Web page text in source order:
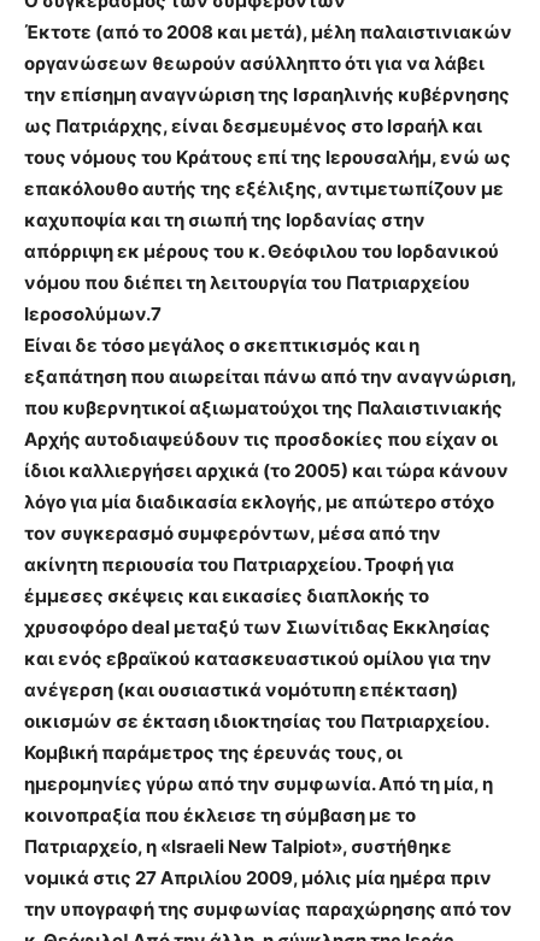
Έκτοτε (από το 2008 και μετά), μέλη παλαιστινιακών
οργανώσεων θεωρούν ασύλληπτο ότι για να λάβει
την επίσημη αναγνώριση της Ισραηλινής κυβέρνησης
ως Πατριάρχης, είναι δεσμευμένος στο Ισραήλ και
τους νόμους του Κράτους επί της Ιερουσαλήμ, ενώ ως
επακόλουθο αυτής της εξέλιξης, αντιμετωπίζουν με
καχυποψία και τη σιωπή της Ιορδανίας στην
απόρριψη εκ μέρους του κ. Θεόφιλου του Ιορδανικού
νόμου που διέπει τη λειτουργία του Πατριαρχείου
Ιεροσολύμων.7
Είναι δε τόσο μεγάλος ο σκεπτικισμός και η
εξαπάτηση που αιωρείται πάνω από την αναγνώριση,
που κυβερνητικοί αξιωματούχοι της Παλαιστινιακής
Αρχής αυτοδιαψεύδουν τις προσδοκίες που είχαν οι
ίδιοι καλλιεργήσει αρχικά (το 2005) και τώρα κάνουν
λόγο για μία διαδικασία εκλογής, με απώτερο στόχο
τον συγκερασμό συμφερόντων, μέσα από την
ακίνητη περιουσία του Πατριαρχείου. Τροφή για
έμμεσες σκέψεις και εικασίες διαπλοκής το
χρυσοφόρο deal μεταξύ των Σιωνίτιδας Εκκλησίας
και ενός εβραϊκού κατασκευαστικού ομίλου για την
ανέγερση (και ουσιαστικά νομότυπη επέκταση)
οικισμών σε έκταση ιδιοκτησίας του Πατριαρχείου.
Κομβική παράμετρος της έρευνάς τους, οι
ημερομηνίες γύρω από την συμφωνία. Από τη μία, η
κοινοπραξία που έκλεισε τη σύμβαση με το
Πατριαρχείο, η «Israeli New Talpiot», συστήθηκε
νομικά στις 27 Απριλίου 2009, μόλις μία ημέρα πριν
την υπογραφή της συμφωνίας παραχώρησης από τον